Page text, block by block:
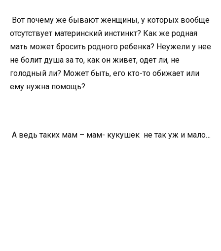
Вот почему же бывают женщины, у которых вообще
отсутствует материнский инстинкт? Как же родная
мать может бросить родного ребенка? Неужели у нее
не болит душа за то, как он живет, одет ли, не
голодный ли? Может быть, его кто-то обижает или
ему нужна помощь?
А ведь таких мам – мам- кукушек не так уж и мало…